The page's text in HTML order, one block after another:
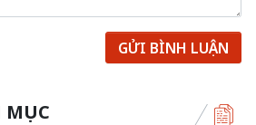
GỬI BÌNH LUẬN
MỤC